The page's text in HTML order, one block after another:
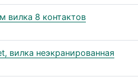
вилка 8 контактов
вилка неэкранированная